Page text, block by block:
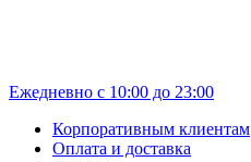
Ежедневно с 10:00 до 23:00
Корпоративным клиентам
Оплата и доставка